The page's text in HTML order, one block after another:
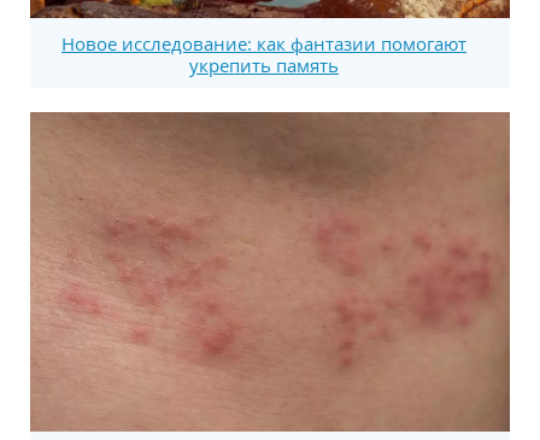
Новое исследование: как фантазии помогают
укрепить память